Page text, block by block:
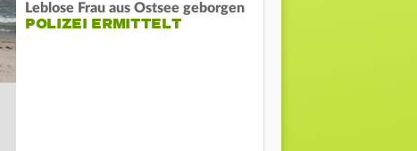
Leblose Frau aus Ostsee geborgen
POLIZEI ERMITTELT